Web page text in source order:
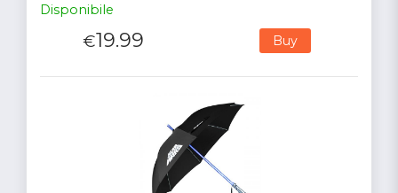
Disponibile
€19.99 Buy